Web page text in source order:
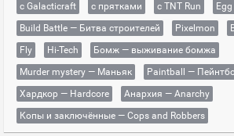
с Galacticraft
с прятками с TNT Run
Build Battle — Битва строителей
Pixelmon
Fly
Hi-Tech
Бомж — выживание бомжа
Murder mystery — Маньяк
Paintball —
Хардкор — Hardcore
Анархия — Anarchy
Копы и заключённые — Cops and Robbers